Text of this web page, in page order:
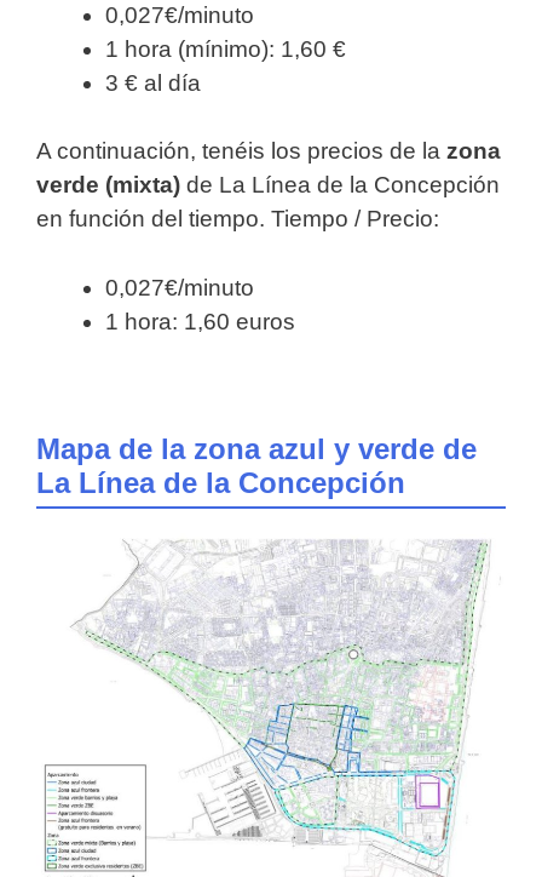
0,027€/minuto
1 hora (mínimo): 1,60 €
3 € al día
A continuación, tenéis los precios de la zona
verde (mixta) de La Línea de la Concepción
en función del tiempo. Tiempo / Precio:
0,027€/minuto
1 hora: 1,60 euros
Mapa de la zona azul y verde de
La Línea de la Concepción